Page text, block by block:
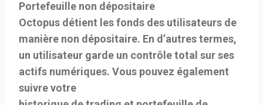
Portefeuille non dépositaire
Octopus détient les fonds des utilisateurs de
manière non dépositaire. En d’autres termes,
un utilisateur garde un contrôle total sur ses
actifs numériques. Vous pouvez également
suivre votre